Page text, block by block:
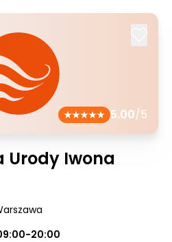
5.00/5
Iwona
20:00